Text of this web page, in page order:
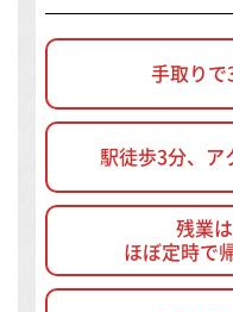
手取り
駅徒歩3分、ア
残業
ほぼ定時で